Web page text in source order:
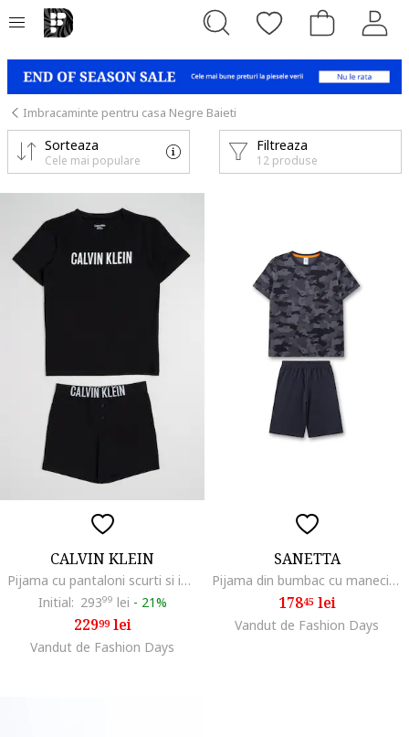
Imbracaminte pentru casa Negre Baieti
Filtreaza
12 produse
Sorteaza
Cele mai populare
CALVIN KLEIN
Pijama cu pantaloni scurti si imprimeu logo, Negru
Initial: 29399 lei - 21%
22999lei
Vandut de Fashion Days
SANETTA
Pijama din bumbac cu maneci scurte, Negru/Gri
17845lei
Vandut de Fashion Days